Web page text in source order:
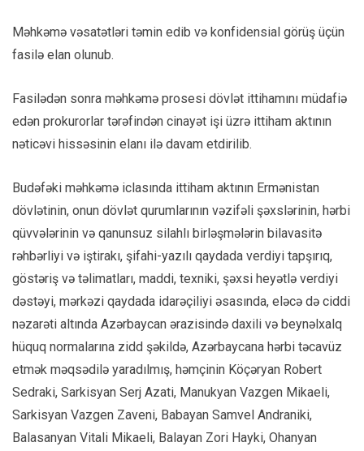
Məhkəmə vəsatətləri təmin edib və konfidensial görüş üçün
fasilə elan olunub.
Fasilədən sonra məhkəmə prosesi dövlət ittihamını müdafiə
edən prokurorlar tərəfindən cinayət işi üzrə ittiham aktının
nəticəvi hissəsinin elanı ilə davam etdirilib.
Budəfəki məhkəmə iclasında ittiham aktının Ermənistan
dövlətinin, onun dövlət qurumlarının vəzifəli şəxslərinin, hərbi
qüvvələrinin və qanunsuz silahlı birləşmələrin bilavasitə
rəhbərliyi və iştirakı, şifahi-yazılı qaydada verdiyi tapşırıq,
göstəriş və təlimatları, maddi, texniki, şəxsi heyətlə verdiyi
dəstəyi, mərkəzi qaydada idarəçiliyi əsasında, eləcə də ciddi
nəzarəti altında Azərbaycan ərazisində daxili və beynəlxalq
hüquq normalarına zidd şəkildə, Azərbaycana hərbi təcavüz
etmək məqsədilə yaradılmış, həmçinin Köçəryan Robert
Sedraki, Sarkisyan Serj Azati, Manukyan Vazgen Mikaeli,
Sarkisyan Vazgen Zaveni, Babayan Samvel Andraniki,
Balasanyan Vitali Mikaeli, Balayan Zori Hayki, Ohanyan